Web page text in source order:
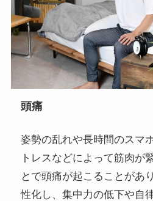
頭痛
姿勢の乱れや長時間のスマ
トレスなどによって筋肉が
とで頭痛が起こることがあ
性化し、集中力の低下や自